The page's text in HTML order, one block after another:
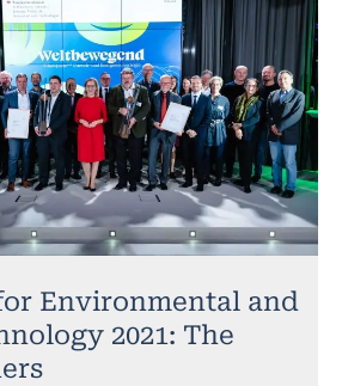
Environmental and
2021: The